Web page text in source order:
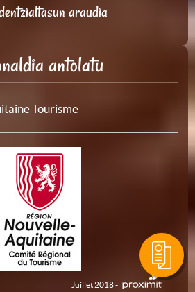
araudia
antolatu
Tourisme
Juillet 2018 -